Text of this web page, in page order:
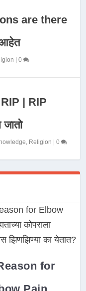
are there
आहेत
|0
| RIP
, Religion |0
for